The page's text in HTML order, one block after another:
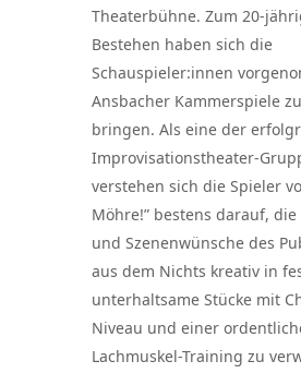
Theaterbühne. Zum 20-
Bestehen haben sich die
Schauspieler:innen
Ansbacher Kammerspiele
bringen. Als eine der
Improvisationstheater-
verstehen sich die Spieler
Möhre!” bestens darauf, die
und Szenenwünsche des
aus dem Nichts kreativ in
unterhaltsame Stücke mit
Niveau und einer
Lachmuskel-Training zu